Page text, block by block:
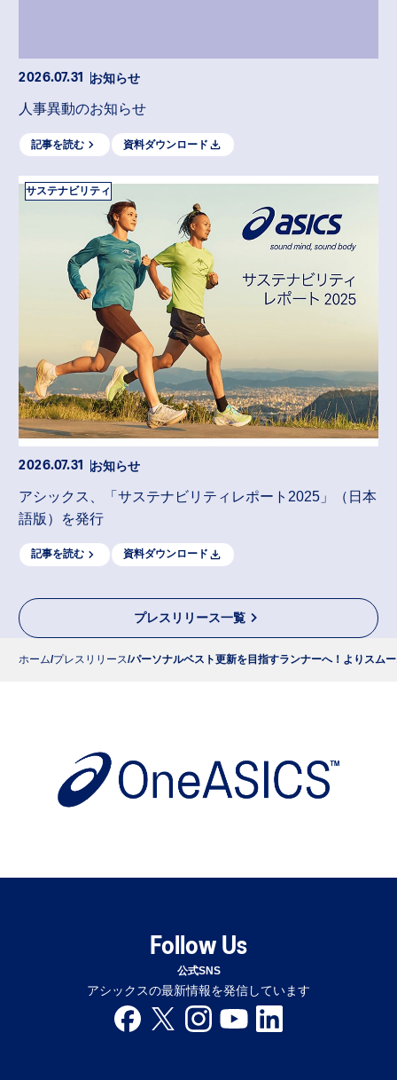
2026.07.31 お知らせ
人事異動のお知らせ
記事を読む 資料ダウンロード
サステナビリティ
2026.07.31 お知らせ
アシックス、「サステナビリティレポート2025」（日本
語版）を発行
記事を読む 資料ダウンロード
プレスリリース一覧
ホーム プレスリリース パーソナルベスト更新を目指すランナーへ！よりスム
Follow Us
公式SNS
アシックスの最新情報を発信しています